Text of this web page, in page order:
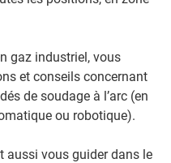
gaz industriel, vous
et conseils concernant
de soudage à l’arc (en
ou robotique).
aussi vous guider dans le